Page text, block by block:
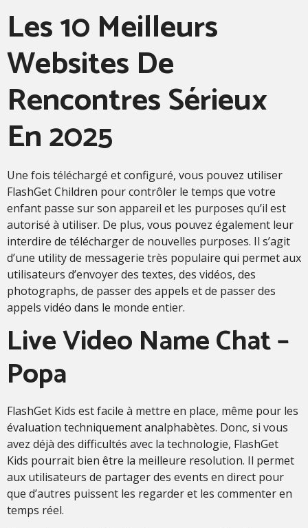
Les 10 Meilleurs
Websites De
Rencontres Sérieux
En 2025
Une fois téléchargé et configuré, vous pouvez utiliser
FlashGet Children pour contrôler le temps que votre
enfant passe sur son appareil et les purposes qu’il est
autorisé à utiliser. De plus, vous pouvez également leur
interdire de télécharger de nouvelles purposes. Il s’agit
d’une utility de messagerie très populaire qui permet aux
utilisateurs d’envoyer des textes, des vidéos, des
photographs, de passer des appels et de passer des
appels vidéo dans le monde entier.
Live Video Name Chat –
Popa
FlashGet Kids est facile à mettre en place, même pour les
évaluation techniquement analphabètes. Donc, si vous
avez déjà des difficultés avec la technologie, FlashGet
Kids pourrait bien être la meilleure resolution. Il permet
aux utilisateurs de partager des events en direct pour
que d’autres puissent les regarder et les commenter en
temps réel.